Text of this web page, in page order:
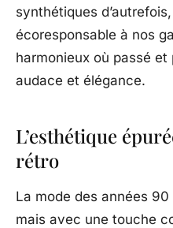
synthétiques
écoresponsable à nos
harmonieux où passé
audace et élégance.
L’esthétique
rétro
La mode des années
mais avec une touche